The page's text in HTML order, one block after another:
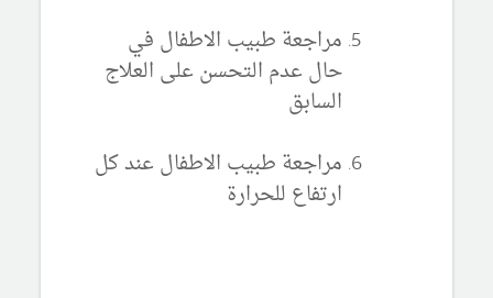
مراجعة طبيب الاطفال في
حال عدم التحسن على العلاج
السابق
مراجعة طبيب الاطفال عند كل
ارتفاع للحرارة